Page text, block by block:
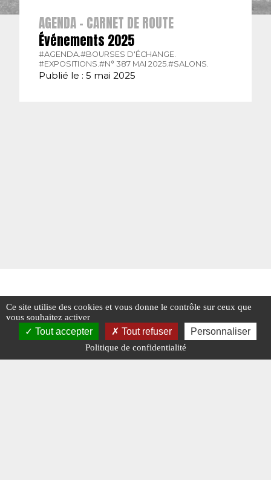
AGENDA - CARNET DE ROUTE
Événements 2025
#AGENDA. #BOURSES D'ÉCHANGE.
#EXPOSITIONS. #N° 387 MAI 2025. #SALONS.
Publié le : 5 mai 2025
Ce site utilise des cookies et vous donne le contrôle sur ceux que
vous souhaitez activer
Tout accepter Tout refuser Personnaliser
Politique de confidentialité